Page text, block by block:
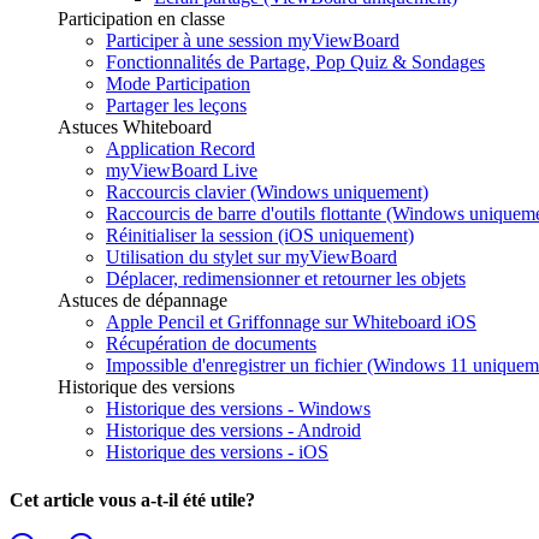
Participation en classe
Participer à une session myViewBoard
Fonctionnalités de Partage, Pop Quiz & Sondages
Mode Participation
Partager les leçons
Astuces Whiteboard
Application Record
myViewBoard Live
Raccourcis clavier (Windows uniquement)
Raccourcis de barre d'outils flottante (Windows
Réinitialiser la session (iOS uniquement)
Utilisation du stylet sur myViewBoard
Déplacer, redimensionner et retourner les objets
Astuces de dépannage
Apple Pencil et Griffonnage sur Whiteboard iOS
Récupération de documents
Impossible d'enregistrer un fichier (Windows 11
Historique des versions
Historique des versions - Windows
Historique des versions - Android
Historique des versions - iOS
Cet article vous a-t-il été utile?